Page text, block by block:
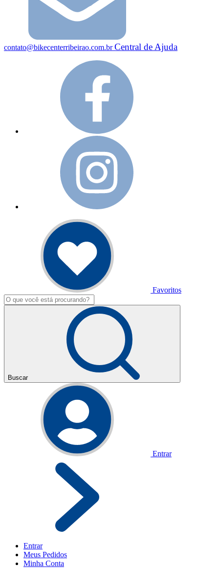
contato@bikecenterribeirao.com.brCentral de Ajuda
Favoritos
Buscar
Entrar
Entrar
Meus Pedidos
Minha Conta